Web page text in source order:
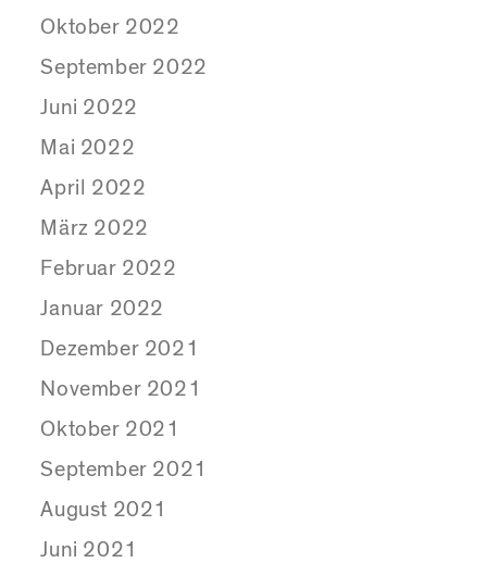
Oktober 2022
September 2022
Juni 2022
Mai 2022
April 2022
März 2022
Februar 2022
Januar 2022
Dezember 2021
November 2021
Oktober 2021
September 2021
August 2021
Juni 2021